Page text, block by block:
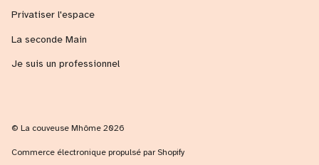
Privatiser l'espace
La seconde Main
Je suis un professionnel
© La couveuse Mhôme 2026
Commerce électronique propulsé par Shopify